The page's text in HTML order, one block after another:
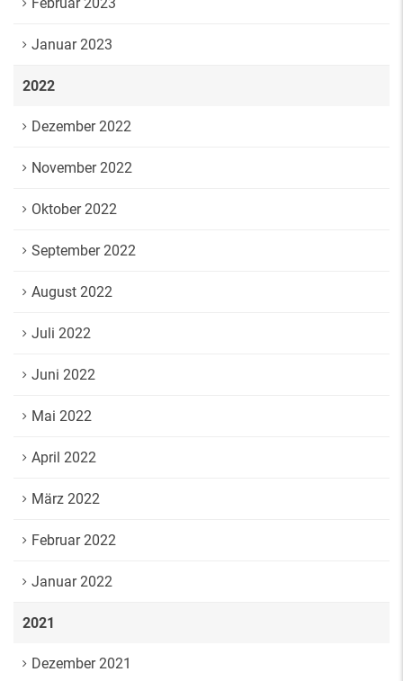
Januar 2023
2022
Dezember 2022
November 2022
Oktober 2022
September 2022
August 2022
Juli 2022
Juni 2022
Mai 2022
April 2022
März 2022
Februar 2022
Januar 2022
2021
Dezember 2021